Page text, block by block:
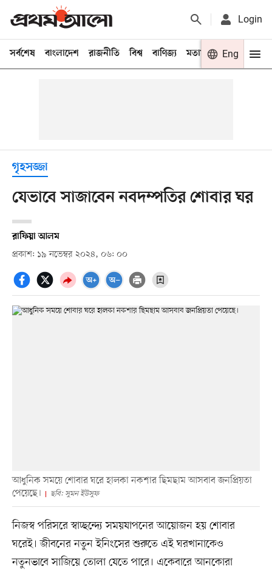
Login
সর্বশেষ বাংলাদেশ রাজনীতি বিশ্ব বাণিজ্য মতামত খেলা
Eng
গৃহসজ্জা
যেভাবে সাজাবেন নবদম্পতির শোবার ঘর
রাফিয়া আলম
প্রকাশ: ১৯ নভেম্বর ২০২৪, ০৬: ০০
আধুনিক সময়ে শোবার ঘরে হালকা নকশার ছিমছাম আসবাব জনপ্রিয়তা
পেয়েছে।
ছবি: সুমন ইউসুফ
নিজস্ব পরিসরে স্বাচ্ছন্দ্যে সময়যাপনের আয়োজন হয় শোবার
ঘরেই। জীবনের নতুন ইনিংসের শুরুতে এই ঘরখানাকেও
নতুনভাবে সাজিয়ে তোলা যেতে পারে। একেবারে আনকোরা